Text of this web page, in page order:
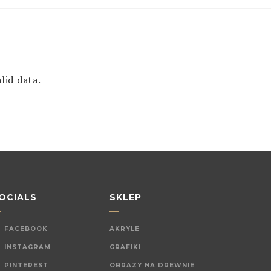
data.
FACEBOOK
INSTAGRAM
PINTEREST
SKLEP
AKRYLE
GRAFIKI
OBRAZY NA DREWNIE